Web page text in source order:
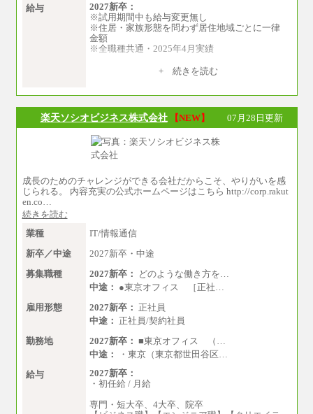
給与
2027新卒：
※試用期間中も給与変更無し
※住居・家族形態を問わず居住地域ごとに一律
金額
※全職種共通・2025年4月実績
【居住地域：関東エリア（月給） 】※一律地域
高専卒：244,800円
短大・専門3年制卒：235,300円
専門1年制卒：212,900円
大学院卒：266,100円
大学卒：240,000円
短大・専門2年制卒：212,600円
専門1年制卒：202,900円
中途：
【全職種共通】
〔正社員〕
月給212,900円～330,000円
※実務経験に応じてご相談させていただきます
（上記金額を超える可能性あり）
※職種8）を除き、正社員の場合勤務地は本社の
みとなります
〔契約社員〕
東京 ：時給1,226円～1,400円
横浜 ：時給1,225円～
大阪 ：時給1,177円～1,400円
+ 続きを読む
楽天ソシオビジネス株式会社 【NEW】 07月28日更新
成長のためのチャレンジができる会社だからこそ、やりがいを感
じられる。 内容充実の公式ホームページはこちら http://corp.rakut
en.co…
続きを読む
業種
IT/情報通信
新卒／中途
2027新卒・中途
募集職種
2027新卒：
どのような働き方を…
中途： ●東京オフィス ［正社…
雇用形態
2027新卒： 正社員
中途： 正社員/契約社員
勤務地
2027新卒： ■東京オフィス （…
中途：
・東京（東京都世田谷区…
給与
2027新卒：
・初任給 / 月給
専門・短大卒、4大卒、院卒